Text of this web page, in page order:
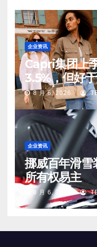
企业资讯
Capri集团上
3.5%，但好
Kors 在中国
8 月 6, 2026
企业资讯
挪威百年滑雪
所有权易主
8 月 6, 2026